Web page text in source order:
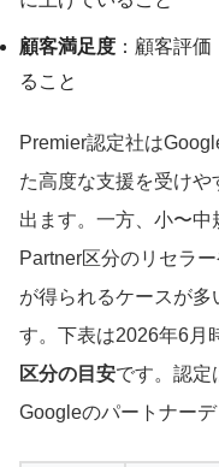
顧客満足度 ：顧客評
ること
Premier認定社は
た高度な支援を受け
出ます。一方、小〜中
Partner区分のリセラ
が得られるケースが
す。下表は2026年6月
区分の目安です。認定
Googleのパートナー